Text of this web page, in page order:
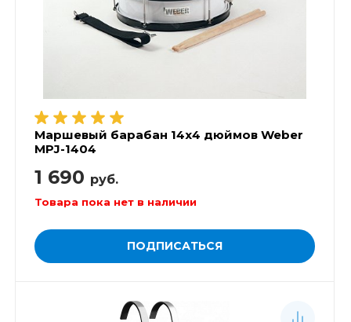
Маршевый барабан 14х4 дюймов Weber
MPJ-1404
1 690 руб.
Товара пока нет в наличии
ПОДПИСАТЬСЯ